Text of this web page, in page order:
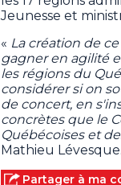
Jeunesse et
« La création de
gagner en agilité
les régions du
considérer si on
de concert, en
concrètes que le
Québécoises et
Mathieu Lévesque.
Partager à ma